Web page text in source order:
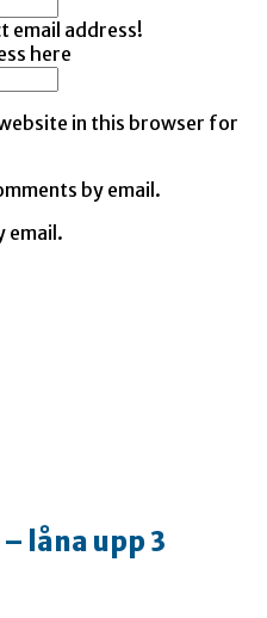
email address!
here
in this browser for
by email.
email.
låna upp 3